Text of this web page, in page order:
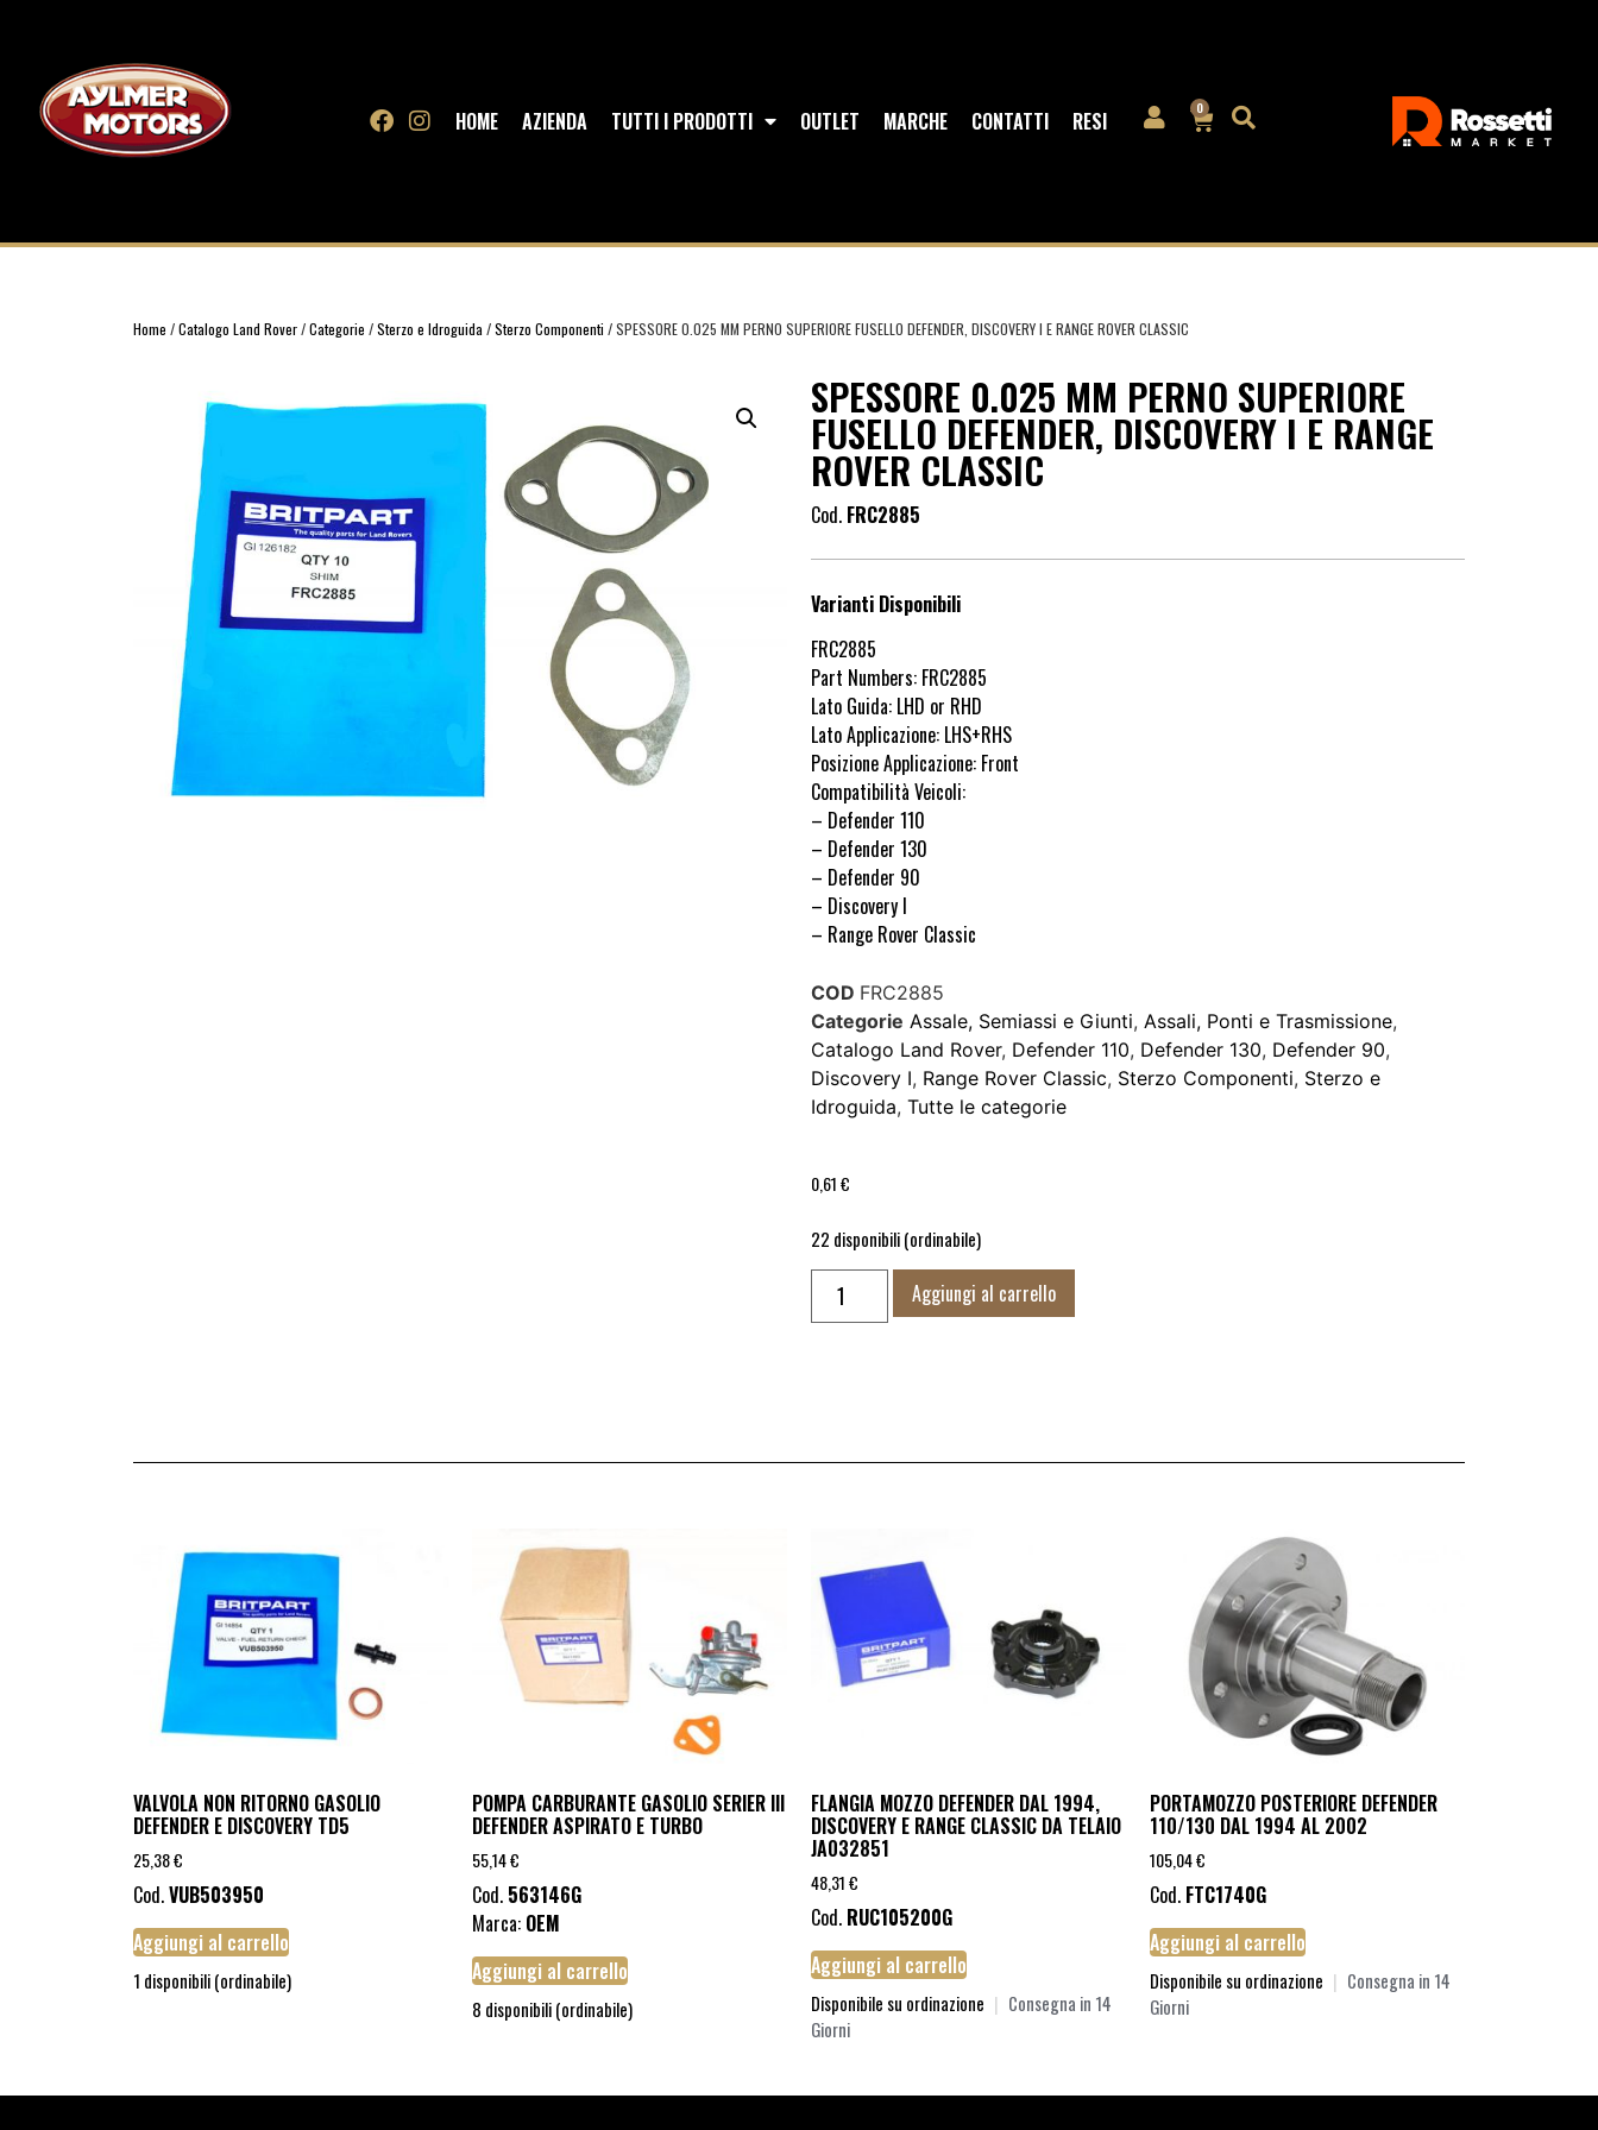
HOME AZIENDA TUTTI I PRODOTTI OUTLET MARCHE CONTATTI RESI 0
Home /Catalogo Land Rover/Categorie /Sterzo e Idroguida /Sterzo Componenti / SPESSORE 0.025 MM PERNO SUPERIORE FUSELLO DEFENDER, DISCOVERY I E RANGE ROVER CLASSIC
SPESSORE 0.025 MM PERNO SUPERIORE
FUSELLO DEFENDER, DISCOVERY I E RANGE
ROVER CLASSIC
Cod. FRC2885
Varianti Disponibili
FRC2885
Part Numbers: FRC2885
Lato Guida: LHD or RHD
Lato Applicazione: LHS+RHS
Posizione Applicazione: Front
Compatibilità Veicoli:
– Defender 110
– Defender 130
– Defender 90
– Discovery I
– Range Rover Classic
COD FRC2885
Categorie Assale, Semiassi e Giunti, Assali, Ponti e Trasmissione,
Catalogo Land Rover, Defender 110, Defender 130, Defender 90,
Discovery I, Range Rover Classic, Sterzo Componenti, Sterzo e
Idroguida, Tutte le categorie
0,61€
22 disponibili (ordinabile)
Aggiungi al carrello
VALVOLA NON RITORNO GASOLIO
DEFENDER E DISCOVERY TD5
25,38€
Cod.VUB503950
Aggiungi al carrello
1 disponibili (ordinabile)
POMPA CARBURANTE GASOLIO SERIER III
DEFENDER ASPIRATO E TURBO
55,14€
Cod. 563146G
Marca: OEM
Aggiungi al carrello
8 disponibili (ordinabile)
FLANGIA MOZZO DEFENDER DAL 1994,
DISCOVERY E RANGE CLASSIC DA TELAIO
JA032851
48,31€
Cod. RUC105200G
Aggiungi al carrello
Disponibile su ordinazione | Consegna in 14
Giorni
PORTAMOZZO POSTERIORE DEFENDER
110/130 DAL 1994 AL 2002
105,04€
Cod. FTC1740G
Aggiungi al carrello
Disponibile su ordinazione | Consegna in 14
Giorni